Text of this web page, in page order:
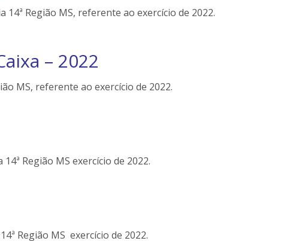
Região MS, referente ao exercício de 2022.
– 2022
MS, referente ao exercício de 2022.
Região MS exercício de 2022.
Região MS exercício de 2022.